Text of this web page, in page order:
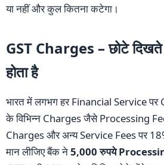
या नहीं और कुल कितना कटेगा।
GST Charges – छोटे
होता है
भारत में लगभग हर Financial Service पर
के विभिन्न Charges जैसे Processing
Charges और अन्य Service Fees पर
मान लीजिए बैंक ने5,000 रुपये